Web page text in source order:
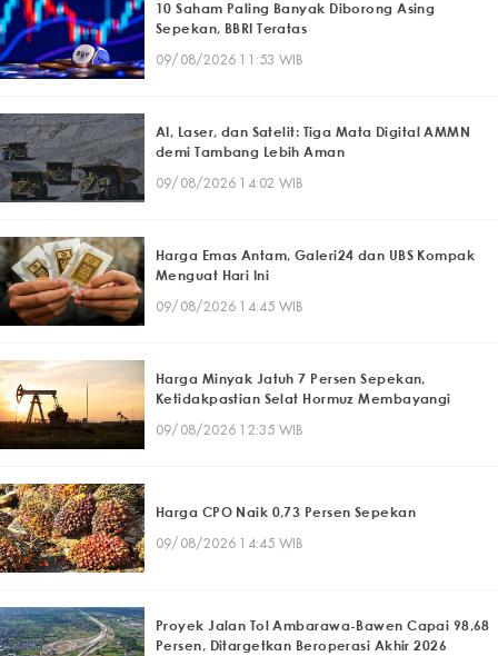
10 Saham Paling Banyak Diborong Asing
Sepekan, BBRI Teratas
09/08/2026 11:53 WIB
AI, Laser, dan Satelit: Tiga Mata Digital AMMN
demi Tambang Lebih Aman
09/08/2026 14:02 WIB
Harga Emas Antam, Galeri24 dan UBS Kompak
Menguat Hari Ini
09/08/2026 14:45 WIB
Harga Minyak Jatuh 7 Persen Sepekan,
Ketidakpastian Selat Hormuz Membayangi
09/08/2026 12:35 WIB
Harga CPO Naik 0,73 Persen Sepekan
09/08/2026 14:45 WIB
Proyek Jalan Tol Ambarawa-Bawen Capai 98,68
Persen, Ditargetkan Beroperasi Akhir 2026